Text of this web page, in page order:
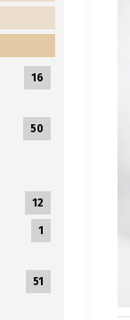
16
50
12
1
51